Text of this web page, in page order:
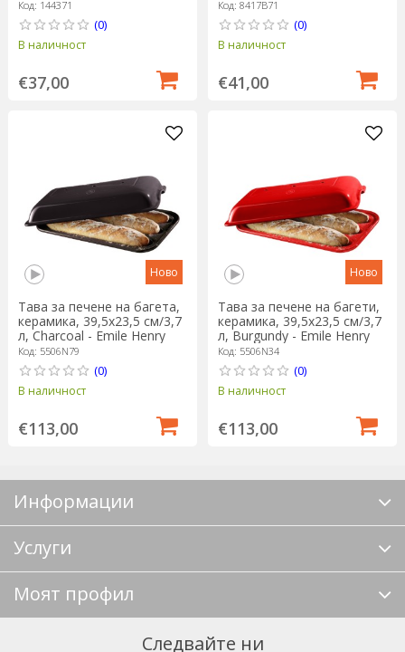
Код: 144371
(0)
В наличност
€37,00
Код: 8417B71
(0)
В наличност
€41,00
Ново
Тава за печене на багета,
керамика, 39,5x23,5 см/3,7
л, Charcoal - Emile Henry
Код: 5506N79
(0)
В наличност
€113,00
Ново
Тава за печене на багети,
керамика, 39,5x23,5 см/3,7
л, Burgundy - Emile Henry
Код: 5506N34
(0)
В наличност
€113,00
Информации
Услуги
Моят профил
Следвайте ни